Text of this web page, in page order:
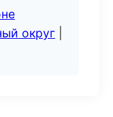
округ